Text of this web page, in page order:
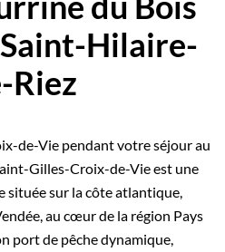
Hilaire-
Riez
de-Vie pendant votre séjour au
Gilles-Croix-de-Vie est une
située sur la côte atlantique,
au cœur de la région Pays
port de pêche dynamique,